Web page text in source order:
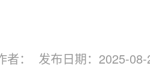
者： 发布日期：2025-